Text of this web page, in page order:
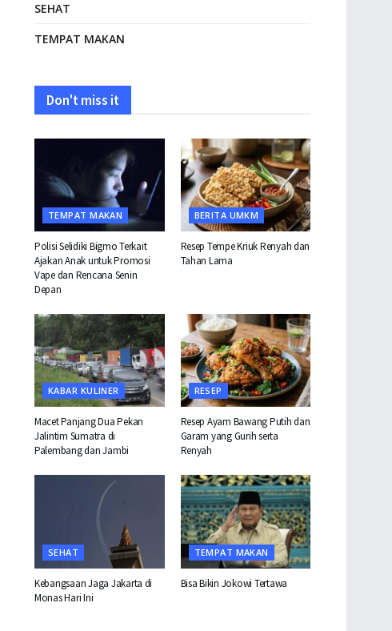
SEHAT
TEMPAT MAKAN
Don't miss it
TEMPAT MAKAN
Polisi Selidiki Bigmo Terkait
Ajakan Anak untuk Promosi
Vape dan Rencana Senin
Depan
BERITA UMKM
Resep Tempe Kriuk Renyah dan
Tahan Lama
KABAR KULINER
Macet Panjang Dua Pekan
Jalintim Sumatra di
Palembang dan Jambi
RESEP
Resep Ayam Bawang Putih dan
Garam yang Gurih serta
Renyah
SEHAT
Kebangsaan Jaga Jakarta di
Monas Hari Ini
TEMPAT MAKAN
Bisa Bikin Jokowi Tertawa